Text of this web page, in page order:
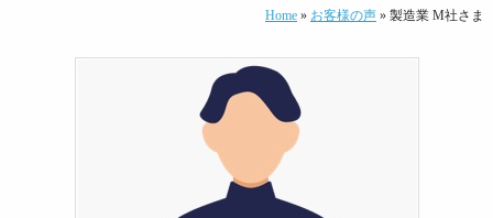
Home » お客様の声 » 製造業 M社さま